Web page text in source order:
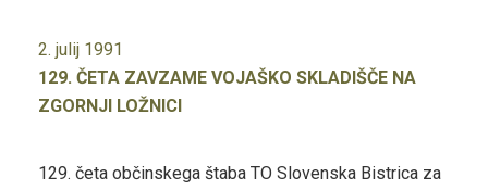
2. julij 1991
129. ČETA ZAVZAME VOJAŠKO SKLADIŠČE NA
ZGORNJI LOŽNICI
129. četa občinskega štaba TO Slovenska Bistrica za